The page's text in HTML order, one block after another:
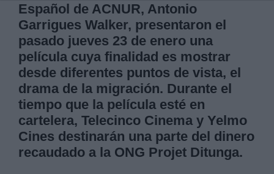
Español de ACNUR, Antonio
Garrigues Walker, presentaron el
pasado jueves 23 de enero una
película cuya finalidad es mostrar
desde diferentes puntos de vista, el
drama de la migración. Durante el
tiempo que la película esté en
cartelera, Telecinco Cinema y Yelmo
Cines destinarán una parte del dinero
recaudado a la ONG Projet Ditunga.